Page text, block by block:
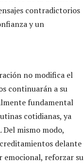
contradictorios
y un
no modifica el
continuarán a su
fundamental
cotidianas, ya
mismo modo,
delante
emocional, reforzar su